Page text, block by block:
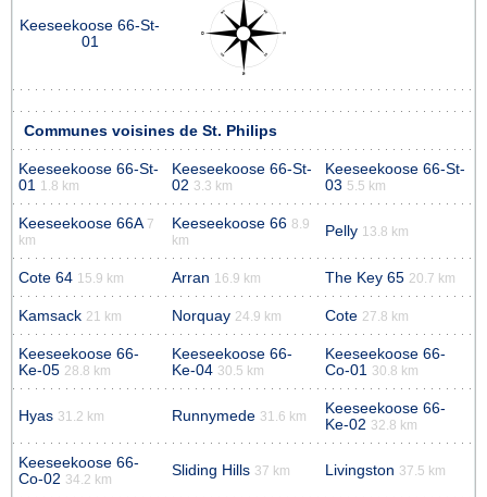
Keeseekoose 66-St-
01
Communes voisines de St. Philips
Keeseekoose 66-St-
01
1.8 km
Keeseekoose 66-St-
02 3.3 km
Keeseekoose 66-St-
03 5.5 km
Keeseekoose 66A 7
km
Keeseekoose 66 8.9
km
Pelly 13.8 km
Cote 64 15.9 km Arran 16.9 km The Key 65 20.7 km
Kamsack 21 km Norquay 24.9 km Cote 27.8 km
Keeseekoose 66-
Ke-05 28.8 km
Keeseekoose 66-
Ke-04 30.5 km
Keeseekoose 66-
Co-01
30.8 km
Hyas 31.2 km Runnymede 31.6 km
Keeseekoose 66-
Ke-02 32.8 km
Keeseekoose 66-
Co-02 34.2 km
Sliding Hills 37 km Livingston 37.5 km